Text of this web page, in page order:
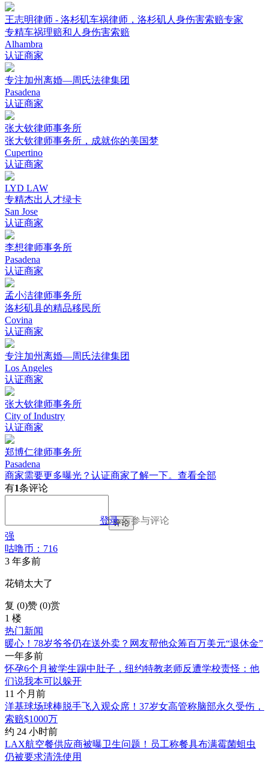
王志明律师 - 洛杉矶车祸律师，洛杉矶人身伤害索赔专家
专精车祸理赔和人身伤害索赔
Alhambra
认证商家
专注加州离婚—周氏法律集团
Pasadena
认证商家
张大钦律师事务所
张大钦律师事务所，成就你的美国梦
Cupertino
认证商家
LYD LAW
专精杰出人才绿卡
San Jose
认证商家
李想律师事务所
Pasadena
认证商家
孟小洁律师事务所
洛杉矶县的精品移民所
Covina
认证商家
专注加州离婚—周氏法律集团
Los Angeles
认证商家
张大钦律师事务所
City of Industry
认证商家
郑博仁律师事务所
Pasadena
商家需要更多曝光？认证商家了解一下。 查看全部
有1条评论
登录后参与评论
评论
强
咕噜币：716
3 年多前
花销太大了
复 (0)赞 (0)赏
1 楼
热门新闻
暖心！78岁爷爷仍在送外卖？网友帮他众筹百万美元“退休金”
一年多前
怀孕6个月被学生踢中肚子，纽约特教老师反遭学校责怪：他
们说我本可以躲开
11 个月前
洋基球场球棒脱手飞入观众席！37岁女高管称脑部永久受伤，
索赔$1000万
约 24 小时前
LAX航空餐供应商被曝卫生问题！员工称餐具布满霉菌蛆虫
仍被要求清洗使用